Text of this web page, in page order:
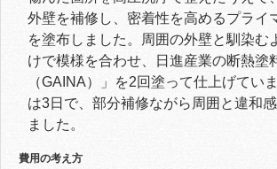
外壁を補修し、密着性を高めるプライ
を塗布しました。周囲の外壁と馴染む
けで模様を合わせ、日進産業の断熱塗
（GAINA）」を2回塗って仕上げてい
は3日で、部分補修ながら周囲と違和
ました。
費用の考え方